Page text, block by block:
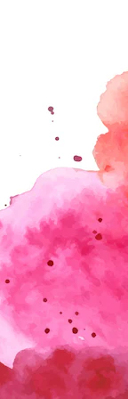
La
migliori lavori.
creativi,
Copyright ©